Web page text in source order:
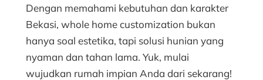
Dengan memahami kebutuhan dan karakter
Bekasi, whole home customization bukan
hanya soal estetika, tapi solusi hunian yang
nyaman dan tahan lama. Yuk, mulai
wujudkan rumah impian Anda dari sekarang!